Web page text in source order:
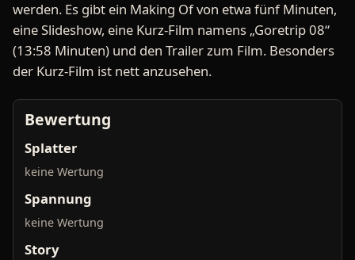
werden. Es gibt ein Making Of von etwa fünf Minuten,
eine Slideshow, eine Kurz-Film namens „Goretrip 08“
(13:58 Minuten) und den Trailer zum Film. Besonders
der Kurz-Film ist nett anzusehen.
Bewertung
Splatter
keine Wertung
Spannung
keine Wertung
Story